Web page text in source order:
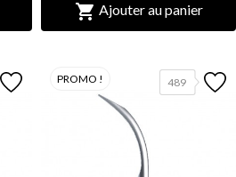
 Ajouter au panier
489
PROMO !